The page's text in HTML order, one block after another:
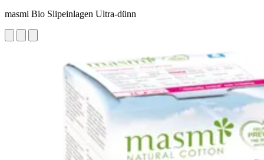
masmi Bio Slipeinlagen Ultra-dünn